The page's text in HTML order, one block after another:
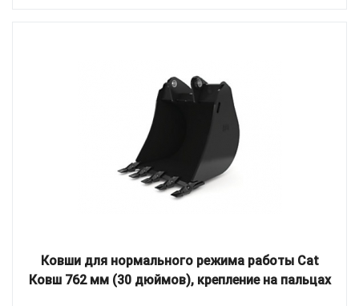
Ковши для нормального режима работы Cat
Ковш 762 мм (30 дюймов), крепление на пальцах